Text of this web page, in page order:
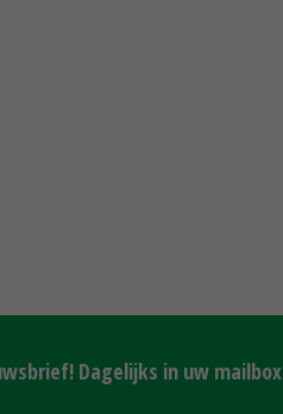
Dagelijks in uw mailbox